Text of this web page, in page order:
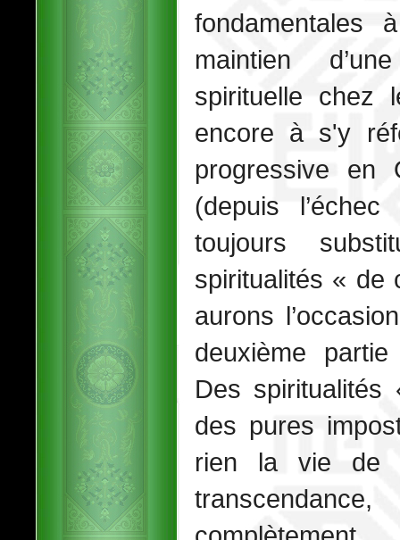
fondamentales
maintien
spirituelle chez
encore à s'y
progressive en
(depuis
toujours
spiritualités « de
aurons
deuxième
Des
des pures
rien la vie de